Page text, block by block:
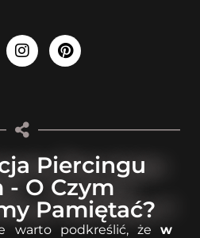
Piercingu
- O Czym
Pamiętać?
warto podkreślić, że w